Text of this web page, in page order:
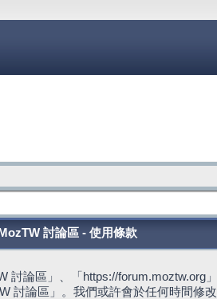
MozTW 討論區 - 使用條款
論區」、「https://forum.moztw.org
討論區」。我們或許會於任何時間修